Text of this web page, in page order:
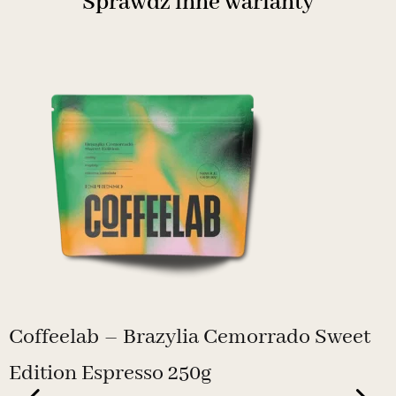
Coffeelab – Brazylia Cemorrado Sweet
Edition Espresso 250g